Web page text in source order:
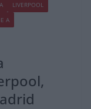
LIVERPOOL
A